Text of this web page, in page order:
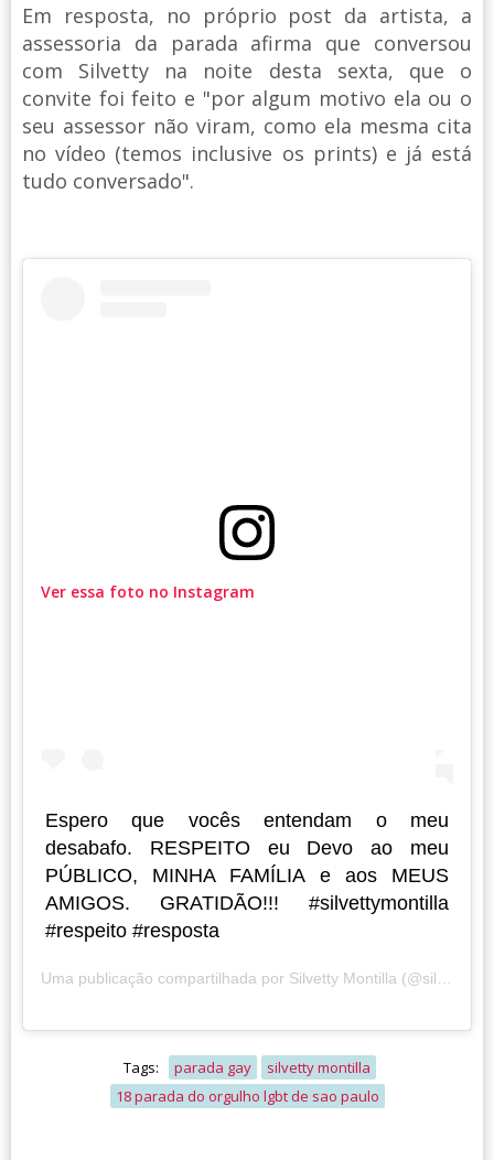
Em resposta, no próprio post da artista, a
assessoria da parada afirma que conversou
com Silvetty na noite desta sexta, que o
convite foi feito e "por algum motivo ela ou o
seu assessor não viram, como ela mesma cita
no vídeo (temos inclusive os prints) e já está
tudo conversado".
Ver essa foto no Instagram
Espero que vocês entendam o meu
desabafo. RESPEITO eu Devo ao meu
PÚBLICO, MINHA FAMÍLIA e aos MEUS
AMIGOS. GRATIDÃO!!! #silvettymontilla
#respeito #resposta
Uma publicação compartilhada por Silvetty Montilla (@silvettymontilla) em
Tags: parada gay
silvetty montilla
18 parada do orgulho lgbt de sao paulo